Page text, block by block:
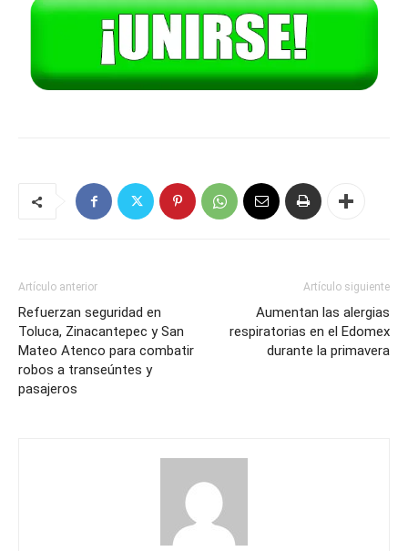
Artículo anterior
Refuerzan seguridad en
Toluca, Zinacantepec y San
Mateo Atenco para combatir
robos a transeúntes y
pasajeros
Artículo siguiente
Aumentan las alergias
respiratorias en el Edomex
durante la primavera